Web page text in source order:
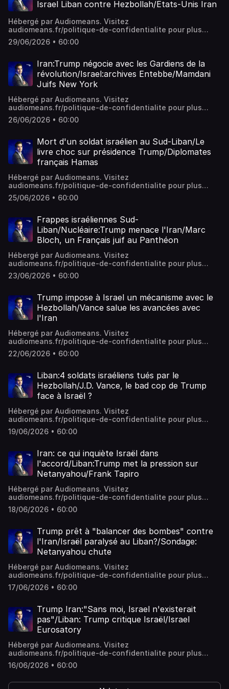
Israel Liban contre Hezbollah/Etats-Unis Iran
Hébergé par Audiomeans. Visitez
audiomeans.fr/politique-de-confidentialite pour plus
d'informations.
29/06/2026 • 60:00
Iran:Trump négocie avec les Gardiens de la
révolution/Israel:archives Entebbe/Mamdani
Juifs New York
Hébergé par Audiomeans. Visitez
audiomeans.fr/politique-de-confidentialite pour plus
d'informations.
26/06/2026 • 60:00
Mort d'un soldat israélien au Sud-Liban/Le
livre choc sur présidence Trump/Diplomates
français Hamas
Hébergé par Audiomeans. Visitez
audiomeans.fr/politique-de-confidentialite pour plus
d'informations.
25/06/2026 • 60:00
Frappes israéliennes Sud-
Liban/Nucléaire:Trump menace l'Iran/Marc
Bloch, un Français juif au Panthéon
Hébergé par Audiomeans. Visitez
audiomeans.fr/politique-de-confidentialite pour plus
d'informations.
23/06/2026 • 60:00
Trump impose à Israel un mécanisme avec le
Hezbollah/Vance salue les avancées avec
l'Iran
Hébergé par Audiomeans. Visitez
audiomeans.fr/politique-de-confidentialite pour plus
d'informations.
22/06/2026 • 60:00
Liban:4 soldats israéliens tués par le
Hezbollah/J.D. Vance, le bad cop de Trump
face à Israël ?
Hébergé par Audiomeans. Visitez
audiomeans.fr/politique-de-confidentialite pour plus
d'informations.
19/06/2026 • 60:00
Iran: ce qui inquiète Israël dans
l'accord/Liban:Trump met la pression sur
Netanyahou/Frank Tapiro
Hébergé par Audiomeans. Visitez
audiomeans.fr/politique-de-confidentialite pour plus
d'informations.
18/06/2026 • 60:00
Trump prêt à "balancer des bombes" contre
l'Iran/Israël paralysé au Liban?/Sondage:
Netanyahou chute
Hébergé par Audiomeans. Visitez
audiomeans.fr/politique-de-confidentialite pour plus
d'informations.
17/06/2026 • 60:00
Trump Iran:"Sans moi, Israel n'existerait
pas"/Liban: Trump critique Israël/Israel
Eurosatory
Hébergé par Audiomeans. Visitez
audiomeans.fr/politique-de-confidentialite pour plus
d'informations.
16/06/2026 • 60:00